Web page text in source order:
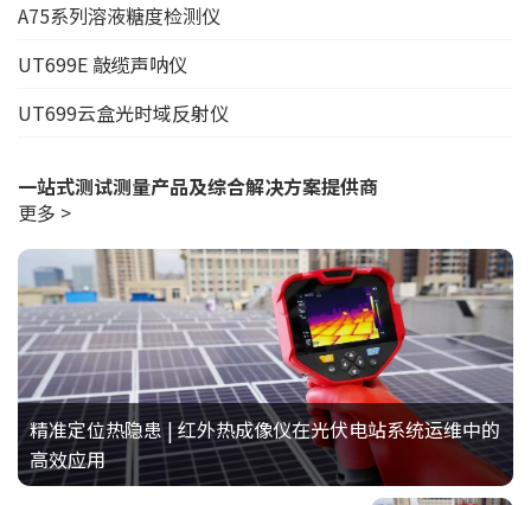
A75系列溶液糖度检测仪
UT699E 敲缆声呐仪
UT699云盒光时域反射仪
一站式测试测量产品及综合解决方案提供商
更多 >
精准定位热隐患 | 红外热成像仪在光伏电站系统运维中的
高效应用